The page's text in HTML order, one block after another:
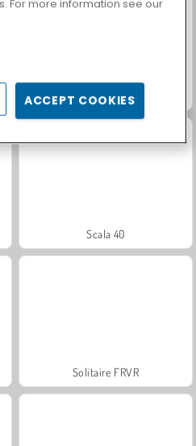
Masha and the Bear: Meadows
Scala 40
Solitaire FRVR
For more information see our
ACCEPT COOKIES